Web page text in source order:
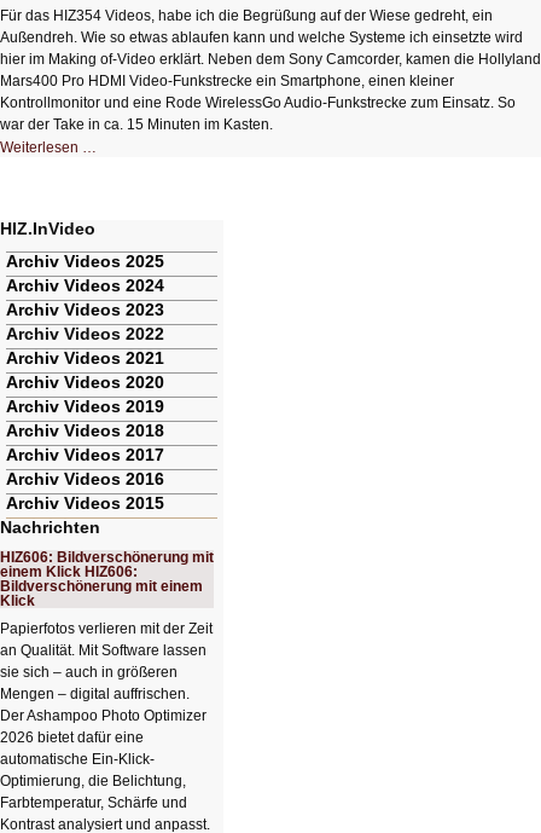
Für das HIZ354 Videos, habe ich die Begrüßung auf der Wiese gedreht, ein
Außendreh. Wie so etwas ablaufen kann und welche Systeme ich einsetzte wird
hier im Making of-Video erklärt. Neben dem Sony Camcorder, kamen die Hollyland
Mars400 Pro HDMI Video-Funkstrecke ein Smartphone, einen kleiner
Kontrollmonitor und eine Rode WirelessGo Audio-Funkstrecke zum Einsatz. So
war der Take in ca. 15 Minuten im Kasten.
Weiterlesen …
HIZ.InVideo
Navigation
überspringen
Archiv Videos 2025
Archiv Videos 2024
Archiv Videos 2023
Archiv Videos 2022
Archiv Videos 2021
Archiv Videos 2020
Archiv Videos 2019
Archiv Videos 2018
Archiv Videos 2017
Archiv Videos 2016
Archiv Videos 2015
Nachrichten
HIZ606: Bildverschönerung mit
einem Klick HIZ606:
Bildverschönerung mit einem
Klick
Papierfotos verlieren mit der Zeit
an Qualität. Mit Software lassen
sie sich – auch in größeren
Mengen – digital auffrischen.
Der Ashampoo Photo Optimizer
2026 bietet dafür eine
automatische Ein-Klick-
Optimierung, die Belichtung,
Farbtemperatur, Schärfe und
Kontrast analysiert und anpasst.